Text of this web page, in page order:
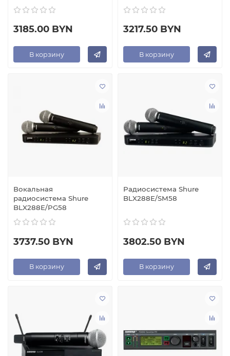
3185.00 BYN
В корзину
3217.50 BYN
В корзину
Вокальная
радиосистема Shure
BLX288E/PG58
3737.50 BYN
В корзину
Радиосистема Shure
BLX288E/SM58
3802.50 BYN
В корзину